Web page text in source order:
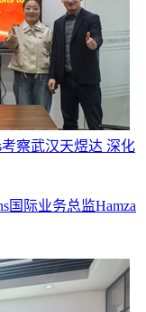
考察武汉天煜达 深化
国际业务总监Hamza